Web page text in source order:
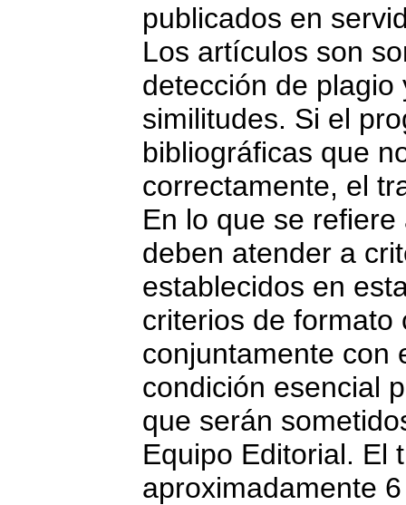
publicados en
Los artículos son
detección de
similitudes. Si el
bibliográficas que
correctamente, el
En lo que se
deben atender a
establecidos en
criterios de formato
conjuntamente con
condición esencial
que serán
Equipo Editorial. El
aproximadamente